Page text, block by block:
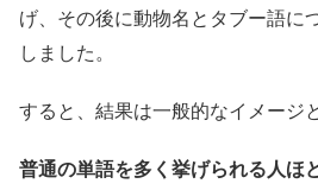
げ、その後に動物名とタブー語に
しました。
すると、結果は一般的なイメージ
普通の単語を多く挙げられる人ほ